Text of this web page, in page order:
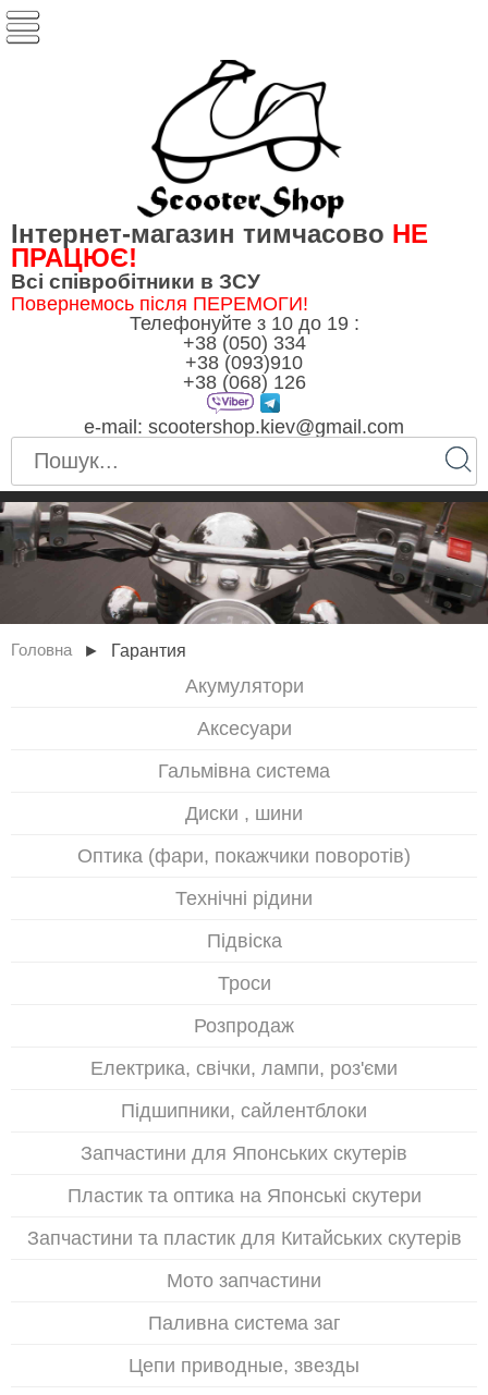
Інтернет-магазин тимчасово НЕ
ПРАЦЮЄ!
Всі співробітники в ЗСУ
Повернемось після ПЕРЕМОГИ!
Телефонуйте з 10 до 19 :
+38 (050) 334
+38 (093)910
+38 (068) 126
e-mail: scootershop.kiev@gmail.com
Головна ► Гарантия
Акумулятори
Аксесуари
Гальмівна система
Диски , шини
Оптика (фари, покажчики поворотів)
Технічні рідини
Підвіска
Троси
Розпродаж
Електрика, свічки, лампи, роз'єми
Підшипники, сайлентблоки
Запчастини для Японських скутерів
Пластик та оптика на Японські скутери
Запчастини та пластик для Китайських скутерів
Мото запчастини
Паливна система заг
Цепи приводные, звезды